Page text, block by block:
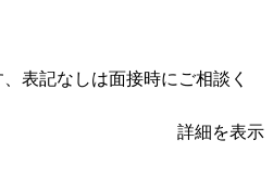
表記なしは面接時にご相談く
詳細を表示